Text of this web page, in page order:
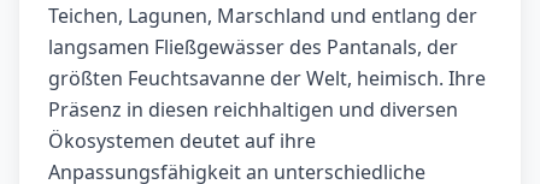
Teichen, Lagunen, Marschland und entlang der
langsamen Fließgewässer des Pantanals, der
größten Feuchtsavanne der Welt, heimisch. Ihre
Präsenz in diesen reichhaltigen und diversen
Ökosystemen deutet auf ihre
Anpassungsfähigkeit an unterschiedliche